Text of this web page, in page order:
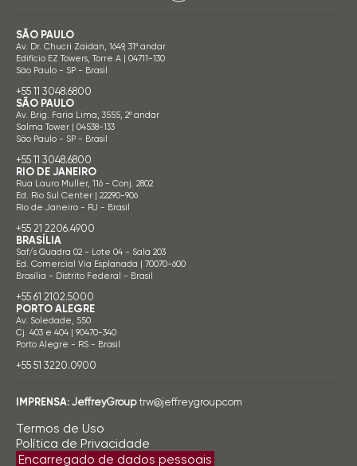
SÃO PAULO
Av. Dr. Chucri Zaidan, 1649, 31º andar
Edifício EZ Towers, Torre A | 04711-130
São Paulo - SP - Brasil
+55 11 3048.6800
SÃO PAULO
Av. Brig. Faria Lima, 3555, 2º andar
Salma Tower | 04538-133
São Paulo - SP - Brasil
+55 11 3048.6800
RIO DE JANEIRO
Rua Lauro Muller, 116 - Conj. 2802
Ed. Rio Sul Center | 22290-906
Rio de Janeiro - RJ - Brasil
+55 21 2206.4900
BRASÍLIA
Saf/s Quadra 02 - Lote 04 - Sala 203
Ed. Comercial Via Esplanada | 70070-600
Brasília - Distrito Federal - Brasil
+55 61 2102.5000
PORTO ALEGRE
Av. Soledade, 550
Cj. 403 e 404 | 90470-340
Porto Alegre - RS - Brasil
+55 51 3220.0900
IMPRENSA: JeffreyGroup trw@jeffreygroup.com
Termos de Uso
Política de Privacidade
Encarregado de dados pessoais